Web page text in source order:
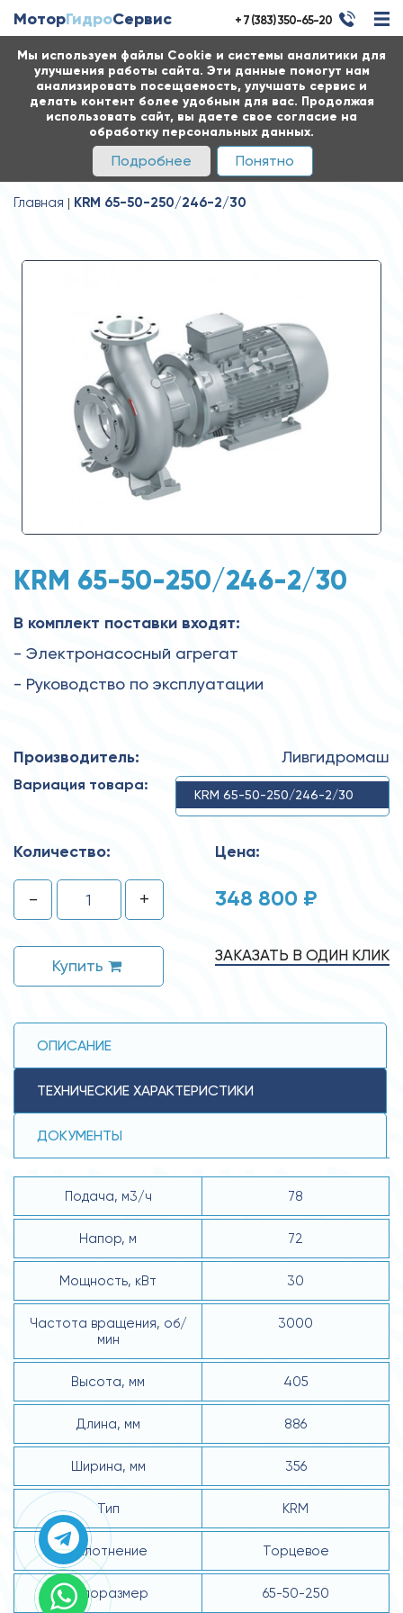
Мы используем файлы Cookie и системы аналитики для
улучшения работы сайта. Эти данные помогут нам
анализировать посещаемость, улучшать сервис и
делать контент более удобным для вас. Продолжая
использовать сайт, вы даете свое согласие на
обработку персональных данных.
Подробнее Понятно
МоторГидроСервис + 7 (383) 350-65-20
Главная KRM 65-50-250/246-2/30
KRM 65-50-250/246-2/30
В комплект поставки входят:
- Электронасосный агрегат
- Руководство по эксплуатации
Производитель: Ливгидромаш
Вариация товара:
KRM 65-50-250/246-2/30
Количество:
- +
Купить
Цена:
348 800 ₽
ЗАКАЗАТЬ В ОДИН КЛИК
ОПИСАНИЕ
ТЕХНИЧЕСКИЕ ХАРАКТЕРИСТИКИ
ДОКУМЕНТЫ
Подача, м3/ч 78
Напор, м 72
Мощность, кВт 30
Частота вращения, об/
мин
3000
Высота, мм 405
Длина, мм 886
Ширина, мм 356
Тип KRM
Уплотнение Торцевое
Типоразмер 65-50-250